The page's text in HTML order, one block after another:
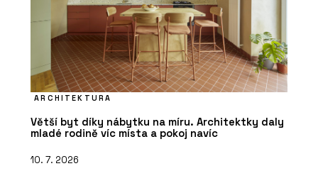
ARCHITEKTURA
Větší byt díky nábytku na míru. Architektky daly
mladé rodině víc místa a pokoj navíc
10. 7. 2026